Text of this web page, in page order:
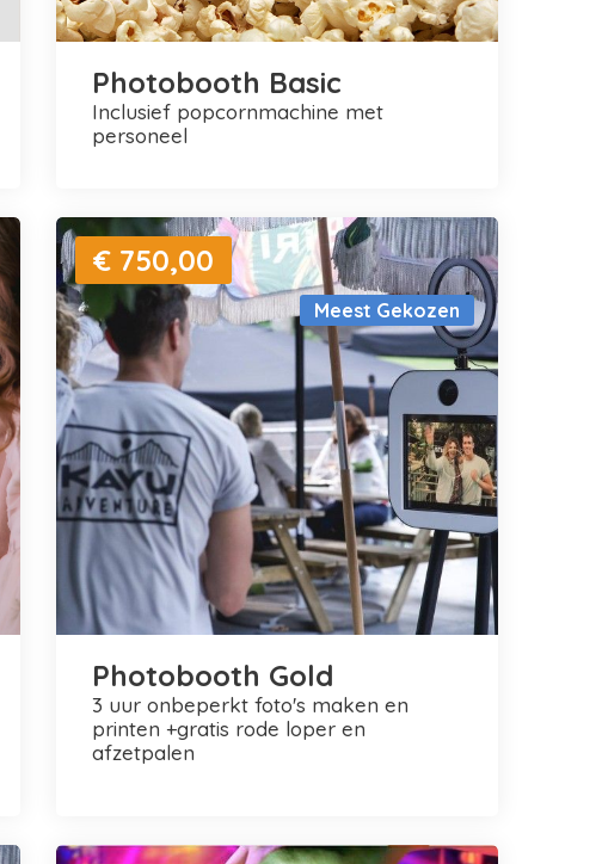
Photobooth Basic
inclusief popcornmachine met
personeel
Meest Gekozen
€ 750,00
Photobooth Gold
3 uur onbeperkt foto's maken en
printen +gratis rode loper en
afzetpalen